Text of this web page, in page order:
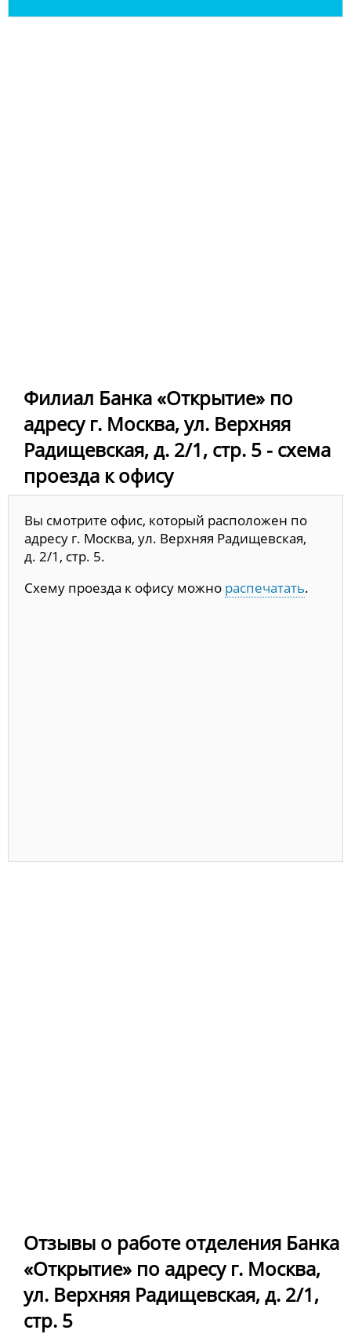
Филиал Банка «Открытие» по
адресу г. Москва, ул. Верхняя
Радищевская, д. 2/1, стр. 5 - схема
проезда к офису
Вы смотрите офис, который расположен по
адресу г. Москва, ул. Верхняя Радищевская,
д. 2/1, стр. 5.
Схему проезда к офису можно распечатать.
Отзывы о работе отделения Банка
«Открытие» по адресу г. Москва,
ул. Верхняя Радищевская, д. 2/1,
стр. 5